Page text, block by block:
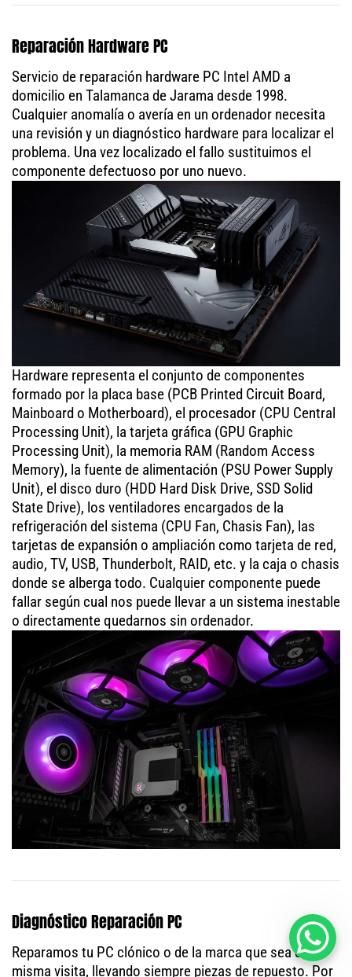
Reparación Hardware PC
Servicio de reparación hardware PC Intel AMD a
domicilio en Talamanca de Jarama desde 1998.
Cualquier anomalía o avería en un ordenador necesita
una revisión y un diagnóstico hardware para localizar el
problema. Una vez localizado el fallo sustituimos el
componente defectuoso por uno nuevo.
Hardware representa el conjunto de componentes
formado por la placa base (PCB Printed Circuit Board,
Mainboard o Motherboard), el procesador (CPU Central
Processing Unit), la tarjeta gráfica (GPU Graphic
Processing Unit), la memoria RAM (Random Access
Memory), la fuente de alimentación (PSU Power Supply
Unit), el disco duro (HDD Hard Disk Drive, SSD Solid
State Drive), los ventiladores encargados de la
refrigeración del sistema (CPU Fan, Chasis Fan), las
tarjetas de expansión o ampliación como tarjeta de red,
audio, TV, USB, Thunderbolt, RAID, etc. y la caja o chasis
donde se alberga todo. Cualquier componente puede
fallar según cual nos puede llevar a un sistema inestable
o directamente quedarnos sin ordenador.
Diagnóstico Reparación PC
Reparamos tu PC clónico o de la marca que sea en la
misma visita, llevando siempre piezas de repuesto. Por